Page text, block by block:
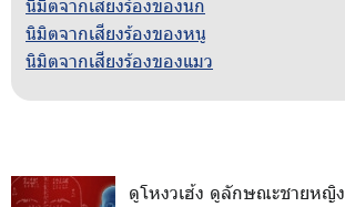
นิมิตจากเสียงร้องของนก
นิมิตจากเสียงร้องของหนู
นิมิตจากเสียงร้องของแมว
ดูโหงวเฮ้ง ดูลักษณะชายหญิง